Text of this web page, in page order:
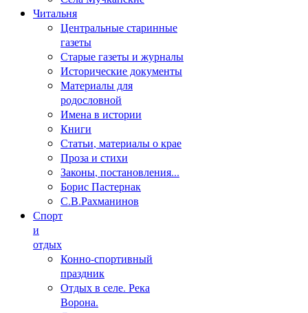
Читальня
Центральные старинные
газеты
Старые газеты и журналы
Исторические документы
Материалы для
родословной
Имена в истории
Книги
Статьи, материалы о крае
Проза и стихи
Законы, постановления...
Борис Пастернак
С.В.Рахманинов
Спорт
и
отдых
Конно-спортивный
праздник
Отдых в селе. Река
Ворона.